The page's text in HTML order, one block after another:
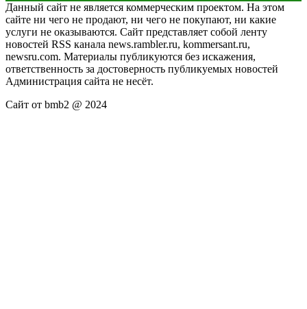
Данный сайт не является коммерческим проектом. На этом
сайте ни чего не продают, ни чего не покупают, ни какие
услуги не оказываются. Сайт представляет собой ленту
новостей RSS канала news.rambler.ru, kommersant.ru,
newsru.com. Материалы публикуются без искажения,
ответственность за достоверность публикуемых новостей
Администрация сайта не несёт.
Сайт от bmb2 @ 2024